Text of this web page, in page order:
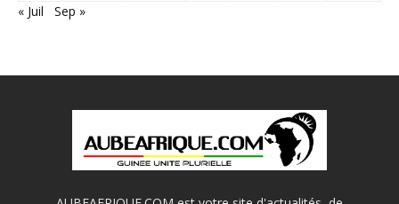
« Juil
Sep »